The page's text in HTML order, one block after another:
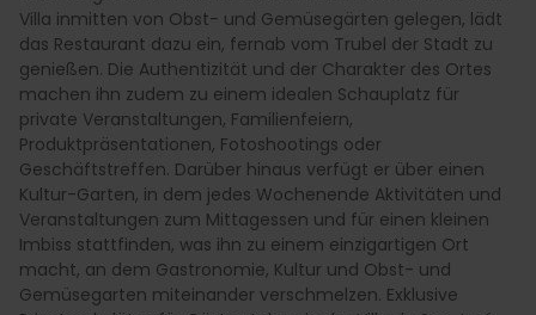
Villa inmitten von Obst- und Gemüsegärten gelegen, lädt
das Restaurant dazu ein, fernab vom Trubel der Stadt zu
genießen. Die Authentizität und der Charakter des Ortes
machen ihn zudem zu einem idealen Schauplatz für
private Veranstaltungen, Familienfeiern,
Produktpräsentationen, Fotoshootings oder
Geschäftstreffen. Darüber hinaus verfügt er über einen
Kultur-Garten, in dem jedes Wochenende Aktivitäten und
Veranstaltungen zum Mittagessen und für einen kleinen
Imbiss stattfinden, was ihn zu einem einzigartigen Ort
macht, an dem Gastronomie, Kultur und Obst- und
Gemüsegarten miteinander verschmelzen. Exklusive